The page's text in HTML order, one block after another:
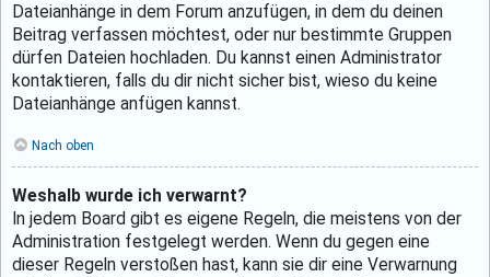
Dateianhänge in dem Forum anzufügen, in dem du deinen
Beitrag verfassen möchtest, oder nur bestimmte Gruppen
dürfen Dateien hochladen. Du kannst einen Administrator
kontaktieren, falls du dir nicht sicher bist, wieso du keine
Dateianhänge anfügen kannst.
Nach oben
Weshalb wurde ich verwarnt?
In jedem Board gibt es eigene Regeln, die meistens von der
Administration festgelegt werden. Wenn du gegen eine
dieser Regeln verstoßen hast, kann sie dir eine Verwarnung